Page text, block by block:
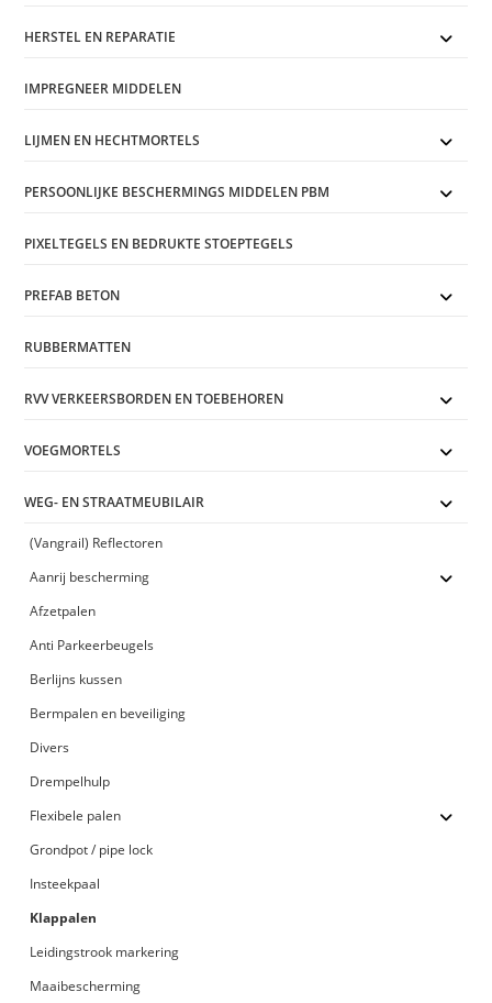
HERSTEL EN REPARATIE
IMPREGNEER MIDDELEN
LIJMEN EN HECHTMORTELS
PERSOONLIJKE BESCHERMINGS MIDDELEN PBM
PIXELTEGELS EN BEDRUKTE STOEPTEGELS
PREFAB BETON
RUBBERMATTEN
RVV VERKEERSBORDEN EN TOEBEHOREN
VOEGMORTELS
WEG- EN STRAATMEUBILAIR
(Vangrail) Reflectoren
Aanrij bescherming
Afzetpalen
Anti Parkeerbeugels
Berlijns kussen
Bermpalen en beveiliging
Divers
Drempelhulp
Flexibele palen
Grondpot / pipe lock
Insteekpaal
Klappalen
Leidingstrook markering
Maaibescherming